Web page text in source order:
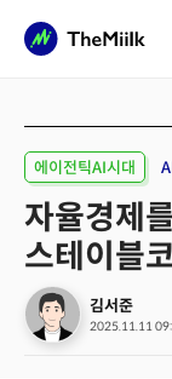
에이전틱AI시대
자율경제
스테이블
김서준
2025.11.11